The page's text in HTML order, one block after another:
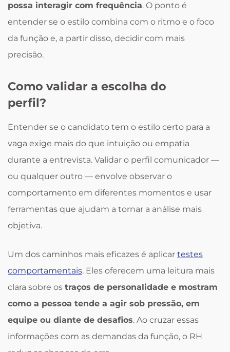
possa interagir com frequência. O ponto é
entender se o estilo combina com o ritmo e o foco
da função e, a partir disso, decidir com mais
precisão.
Como validar a escolha do
perfil?
Entender se o candidato tem o estilo certo para a
vaga exige mais do que intuição ou empatia
durante a entrevista. Validar o perfil comunicador —
ou qualquer outro — envolve observar o
comportamento em diferentes momentos e usar
ferramentas que ajudam a tornar a análise mais
objetiva.
Um dos caminhos mais eficazes é aplicar testes
comportamentais. Eles oferecem uma leitura mais
clara sobre os traços de personalidade e mostram
como a pessoa tende a agir sob pressão, em
equipe ou diante de desafios. Ao cruzar essas
informações com as demandas da função, o RH